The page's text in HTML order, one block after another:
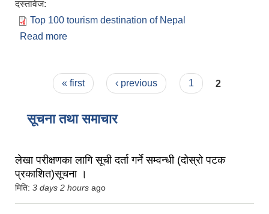
दस्तावेज:
Top 100 tourism destination of Nepal
Read more
Pages« first ‹ previous 1 2
सूचना तथा समाचार
लेखा परीक्षणका लागि सूची दर्ता गर्ने सम्वन्धी (दोस्रो पटक
प्रकाशित)सूचना ।
मिति: 3 days 2 hours ago